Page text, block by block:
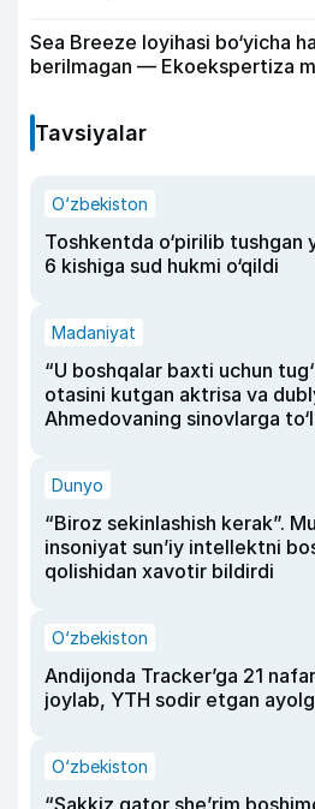
Sea Breeze loyihasi bo‘yicha
berilmagan — Ekoekspertiza
Tavsiyalar
O‘zbekiston
Toshkentda o‘pirilib tushgan
6 kishiga sud hukmi o‘qildi
Madaniyat
“U boshqalar baxti uchun
otasini kutgan aktrisa va
Ahmedovaning sinovlarga
Dunyo
“Biroz sekinlashish kerak”.
insoniyat sun’iy intellektni
qolishidan xavotir bildirdi
O‘zbekiston
Andijonda Tracker’ga 21
joylab, YTH sodir etgan
O‘zbekiston
“Sakkiz qator she’rim